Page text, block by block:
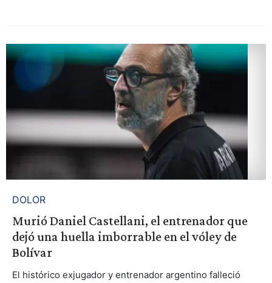
DOLOR
Murió Daniel Castellani, el entrenador que
dejó una huella imborrable en el vóley de
Bolívar
El histórico exjugador y entrenador argentino falleció